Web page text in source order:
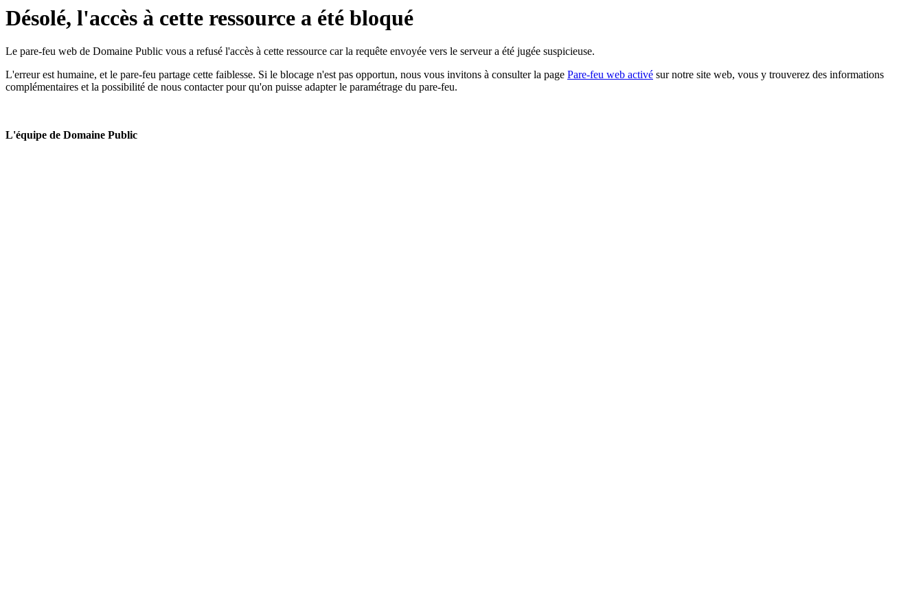
Désolé, l'accès à cette ressource a été bloqué
Le pare-feu web de Domaine Public vous a refusé l'accès à cette ressource car la requête envoyée vers le serveur a été jugée suspicieuse.
L'erreur est humaine, et le pare-feu partage cette faiblesse. Si le blocage n'est pas opportun, nous vous invitons à consulter la page Pare-feu web activé sur notre site web, vous y trouverez des informations
complémentaires et la possibilité de nous contacter pour qu'on puisse adapter le paramétrage du pare-feu.
L'équipe de Domaine Public